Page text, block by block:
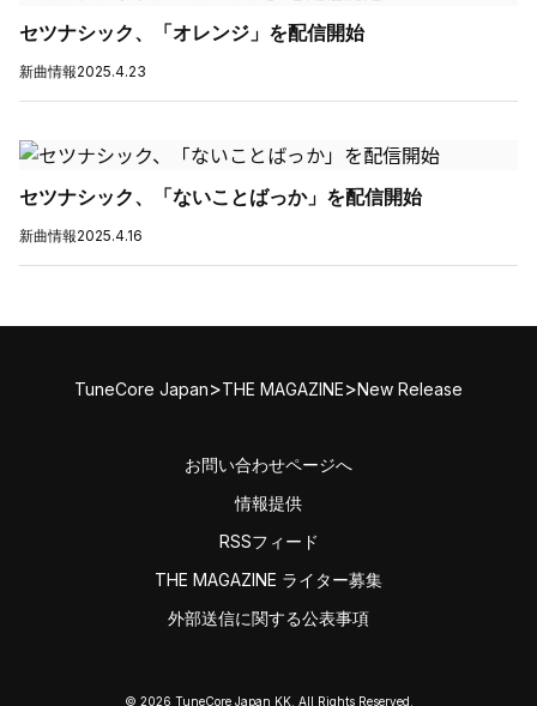
セツナシック、「オレンジ」を配信開始
新曲情報2025.4.23
セツナシック、「ないことばっか」を配信開始
新曲情報2025.4.16
TuneCore Japan>THE MAGAZINE>New Release
お問い合わせページへ
情報提供
RSSフィード
THE MAGAZINE ライター募集
外部送信に関する公表事項
© 2026 TuneCore Japan KK. All Rights Reserved.